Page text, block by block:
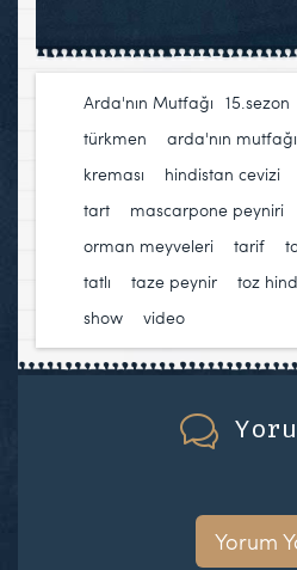
Arda'nın Mutfağı 15.sezon
türkmen
arda'nın mutfağı
kreması
hindistan cevizi
tart
mascarpone peyniri
orman meyveleri
tarif
tatlı
taze peynir toz
show
video
Yorum